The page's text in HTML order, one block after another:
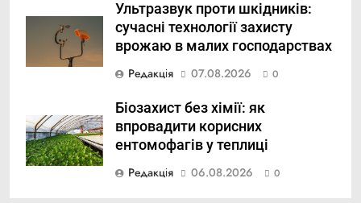
Ультразвук проти шкідників:
сучасні технології захисту
врожаю в малих господарствах
Редакція
07.08.2026 0
Біозахист без хімії: як
впровадити корисних
ентомофагів у теплиці
Редакція
06.08.2026 0